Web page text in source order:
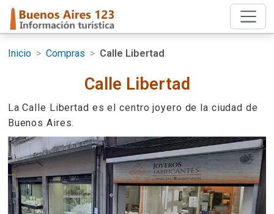
Inicio > Compras > Calle Libertad
Calle Libertad
La Calle Libertad es el centro joyero de la ciudad de
Buenos Aires.